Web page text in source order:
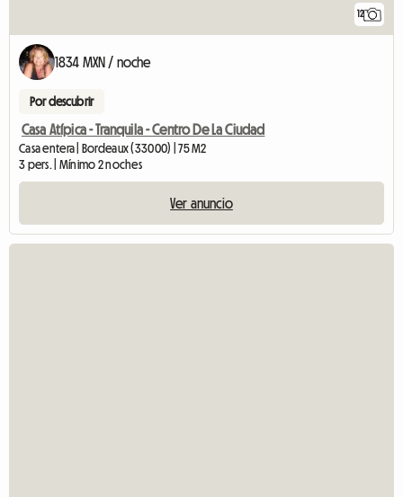
12
1834 MXN / noche
Por descubrir
Casa Atípica - Tranquila - Centro De La Ciudad
Casa entera | Bordeaux (33000) | 75 M2
3 pers. | Mínimo 2 noches
Ver anuncio